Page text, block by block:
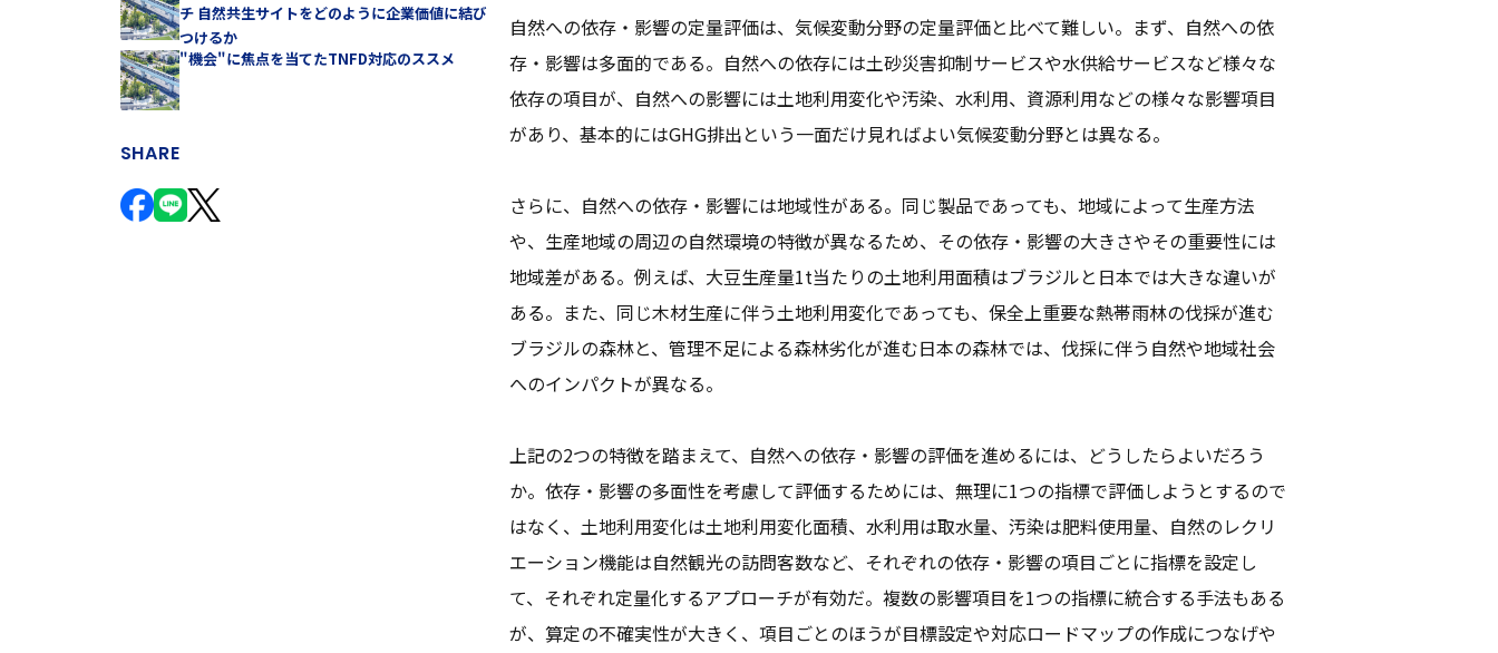
チ 自然共生サイトをどのように企業価値に結び
つけるか
"機会"に焦点を当てたTNFD対応のススメ
SHARE
自然への依存・影響の定量評価は、気候変動分野の定量評価と比べて難しい。まず、自然への依
存・影響は多面的である。自然への依存には土砂災害抑制サービスや水供給サービスなど様々な
依存の項目が、自然への影響には土地利用変化や汚染、水利用、資源利用などの様々な影響項目
があり、基本的にはGHG排出という一面だけ見ればよい気候変動分野とは異なる。
さらに、自然への依存・影響には地域性がある。同じ製品であっても、地域によって生産方法
や、生産地域の周辺の自然環境の特徴が異なるため、その依存・影響の大きさやその重要性には
地域差がある。例えば、大豆生産量1t当たりの土地利用面積はブラジルと日本では大きな違いが
ある。また、同じ木材生産に伴う土地利用変化であっても、保全上重要な熱帯雨林の伐採が進む
ブラジルの森林と、管理不足による森林劣化が進む日本の森林では、伐採に伴う自然や地域社会
へのインパクトが異なる。
上記の2つの特徴を踏まえて、自然への依存・影響の評価を進めるには、どうしたらよいだろう
か。依存・影響の多面性を考慮して評価するためには、無理に1つの指標で評価しようとするので
はなく、土地利用変化は土地利用変化面積、水利用は取水量、汚染は肥料使用量、自然のレクリ
エーション機能は自然観光の訪問客数など、それぞれの依存・影響の項目ごとに指標を設定し
て、それぞれ定量化するアプローチが有効だ。複数の影響項目を1つの指標に統合する手法もある
が、算定の不確実性が大きく、項目ごとのほうが目標設定や対応ロードマップの作成につなげや